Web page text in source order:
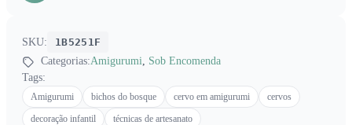
SKU:
1B5251F
Categorias:Amigurumi, Sob Encomenda
Tags:
Amigurumi bichos do bosque cervo em amigurumi
cervos
decoração infantil
técnicas de artesanato